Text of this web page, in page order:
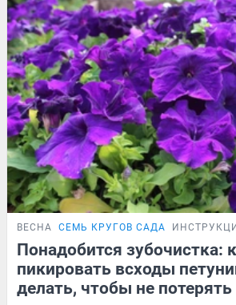
ВЕСНА СЕМЬ КРУГОВ САДА
Понадобится зубочистка:
пикировать всходы
делать, чтобы не потерять